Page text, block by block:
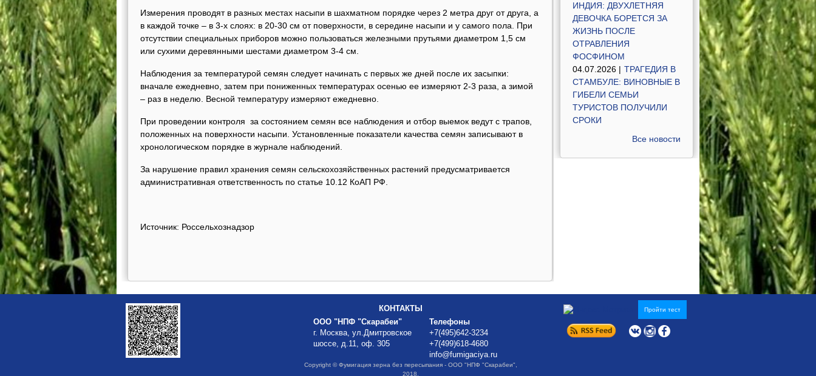
Измерения проводят в разных местах насыпи в шахматном порядке через 2 метра друг от друга, а
в каждой точке – в 3-х слоях: в 20-30 см от поверхности, в середине насыпи и у самого пола. При
отсутствии специальных приборов можно пользоваться железными прутьями диаметром 1,5 см
или сухими деревянными шестами диаметром 3-4 см.
Наблюдения за температурой семян следует начинать с первых же дней после их засыпки:
вначале ежедневно, затем при пониженных температурах осенью ее измеряют 2-3 раза, а зимой
– раз в неделю. Весной температуру измеряют ежедневно.
При проведении контроля за состоянием семян все наблюдения и отбор выемок ведут с трапов,
положенных на поверхности насыпи. Установленные показатели качества семян записывают в
хронологическом порядке в журнале наблюдений.
За нарушение правил хранения семян сельскохозяйственных растений предусматривается
административная ответственность по статье 10.12 КоАП РФ.
Источник: Россельхознадзор
ИНДИЯ: ДВУХЛЕТНЯЯ
ДЕВОЧКА БОРЕТСЯ ЗА
ЖИЗНЬ ПОСЛЕ
ОТРАВЛЕНИЯ
ФОСФИНОМ
04.07.2026 | ТРАГЕДИЯ В
СТАМБУЛЕ: ВИНОВНЫЕ В
ГИБЕЛИ СЕМЬИ
ТУРИСТОВ ПОЛУЧИЛИ
СРОКИ
Все новости
КОНТАКТЫ
ООО "НПФ "Скарабеи"
г. Москва, ул.Дмитровское
шоссе, д.11, оф. 305
Телефоны
+7(495)642-3234
+7(499)618-4680
info@fumigaciya.ru
Copyright © Фумигация зерна без пересыпания - ООО "НПФ "Скарабеи",
2018.
Пройти тест